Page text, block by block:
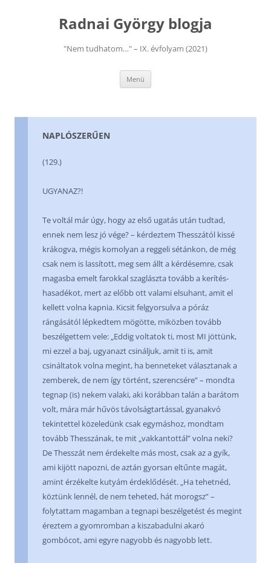
Radnai György blogja
"Nem tudhatom…" – IX. évfolyam (2021)
Menü
NAPLÓSZERŰEN
(129.)
UGYANAZ?!
Te voltál már úgy, hogy az első ugatás után tudtad,
ennek nem lesz jó vége? – kérdeztem Thesszától kissé
krákogva, mégis komolyan a reggeli sétánkon, de még
csak nem is lassított, meg sem állt a kérdésemre, csak
magasba emelt farokkal szaglászta tovább a kerítés-
hasadékot, mert az előbb ott valami elsuhant, amit el
kellett volna kapnia. Kicsit felgyorsulva a póráz
rángásától lépkedtem mögötte, miközben tovább
beszélgettem vele: „Eddig voltatok ti, most MI jöttünk,
mi ezzel a baj, ugyanazt csináljuk, amit ti is, amit
csináltatok volna megint, ha benneteket választanak a
zemberek, de nem így történt, szerencsére” – mondta
tegnap (is) nekem valaki, aki korábban talán a barátom
volt, mára már hűvös távolságtartással, gyanakvó
tekintettel közeledünk csak egymáshoz, mondtam
tovább Thesszának, te mit „vakkantottál” volna neki?
De Thesszát nem érdekelte más most, csak az a gyík,
ami kijött napozni, de aztán gyorsan eltűnte magát,
amint érzékelte kutyám érdeklődését. „Ha tehetnéd,
köztünk lennél, de nem teheted, hát morogsz” –
folytattam magamban a tegnapi beszélgetést és megint
éreztem a gyomromban a kiszabadulni akaró
gombócot, ami egyre nagyobb és nagyobb lett.